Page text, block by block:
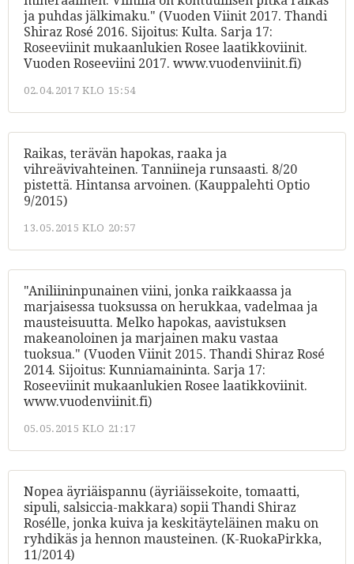
ja puhdas jälkimaku." (Vuoden Viinit 2017. Thandi
Shiraz Rosé 2016. Sijoitus: Kulta. Sarja 17:
Roseeviinit mukaanlukien Rosee laatikkoviinit.
Vuoden Roseeviini 2017. www.vuodenviinit.fi)
02.04.2017 KLO 15:54
Raikas, terävän hapokas, raaka ja
vihreävivahteinen. Tanniineja runsaasti. 8/20
pistettä. Hintansa arvoinen. (Kauppalehti Optio
9/2015)
13.05.2015 KLO 20:57
"Aniliininpunainen viini, jonka raikkaassa ja
marjaisessa tuoksussa on herukkaa, vadelmaa ja
mausteisuutta. Melko hapokas, aavistuksen
makeanoloinen ja marjainen maku vastaa
tuoksua." (Vuoden Viinit 2015. Thandi Shiraz Rosé
2014. Sijoitus: Kunniamaininta. Sarja 17:
Roseeviinit mukaanlukien Rosee laatikkoviinit.
www.vuodenviinit.fi)
05.05.2015 KLO 21:17
Nopea äyriäispannu (äyriäissekoite, tomaatti,
sipuli, salsiccia-makkara) sopii Thandi Shiraz
Rosélle, jonka kuiva ja keskitäyteläinen maku on
ryhdikäs ja hennon mausteinen. (K-RuokaPirkka,
11/2014)